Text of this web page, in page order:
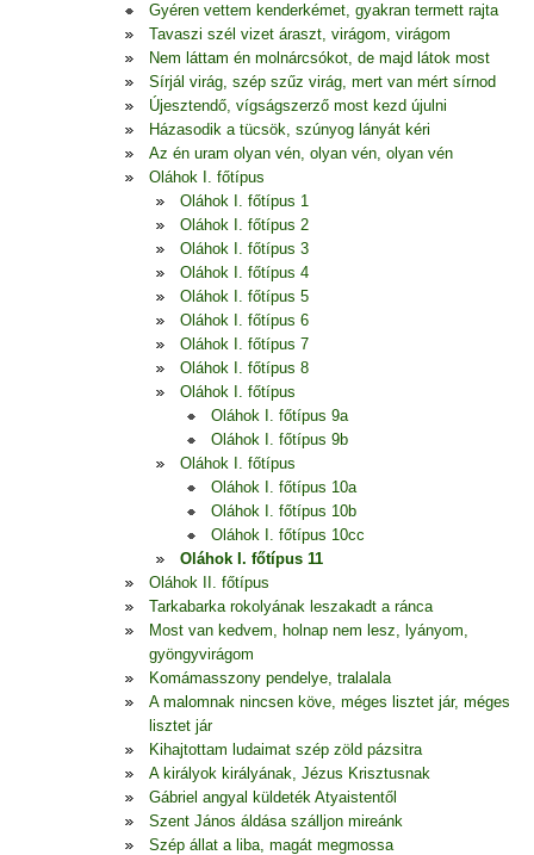
Gyéren vettem kenderkémet, gyakran termett rajta
Tavaszi szél vizet áraszt, virágom, virágom
Nem láttam én molnárcsókot, de majd látok most
Sírjál virág, szép szűz virág, mert van mért sírnod
Újesztendő, vígságszerző most kezd újulni
Házasodik a tücsök, szúnyog lányát kéri
Az én uram olyan vén, olyan vén, olyan vén
Oláhok I. főtípus
Oláhok I. főtípus 1
Oláhok I. főtípus 2
Oláhok I. főtípus 3
Oláhok I. főtípus 4
Oláhok I. főtípus 5
Oláhok I. főtípus 6
Oláhok I. főtípus 7
Oláhok I. főtípus 8
Oláhok I. főtípus
Oláhok I. főtípus 9a
Oláhok I. főtípus 9b
Oláhok I. főtípus
Oláhok I. főtípus 10a
Oláhok I. főtípus 10b
Oláhok I. főtípus 10cc
Oláhok I. főtípus 11
Oláhok II. főtípus
Tarkabarka rokolyának leszakadt a ránca
Most van kedvem, holnap nem lesz, lyányom,
gyöngyvirágom
Komámasszony pendelye, tralalala
A malomnak nincsen köve, méges lisztet jár, méges
lisztet jár
Kihajtottam ludaimat szép zöld pázsitra
A királyok királyának, Jézus Krisztusnak
Gábriel angyal küldeték Atyaistentől
Szent János áldása szálljon mireánk
Szép állat a liba, magát megmossa